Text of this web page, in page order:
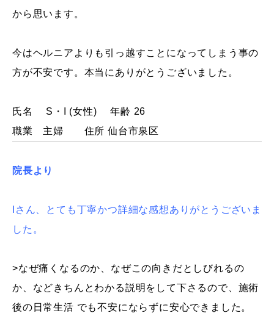
から思います。
今はヘルニアよりも引っ越すことになってしまう事の
方が不安です。 本当にありがとうございました。
氏名 S・I (女性) 年齢 26
職業 主婦 住所 仙台市泉区
院長より
Iさん、とても丁寧かつ詳細な感想ありがとうございま
した。
>なぜ痛くなるのか、なぜこの向きだとしびれるの
か、などきちんとわかる説明をして下さるので、施術
後の日常生活 でも不安にならずに安心できました。